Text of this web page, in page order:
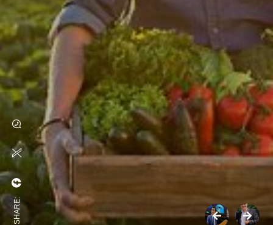
SHARE: